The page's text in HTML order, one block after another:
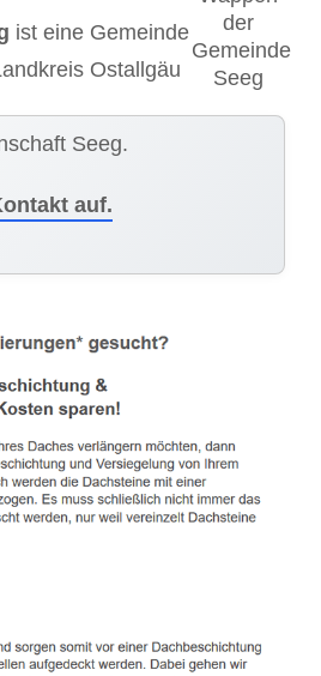
ist eine Gemeinde
Ostallgäu
Seeg.
auf.